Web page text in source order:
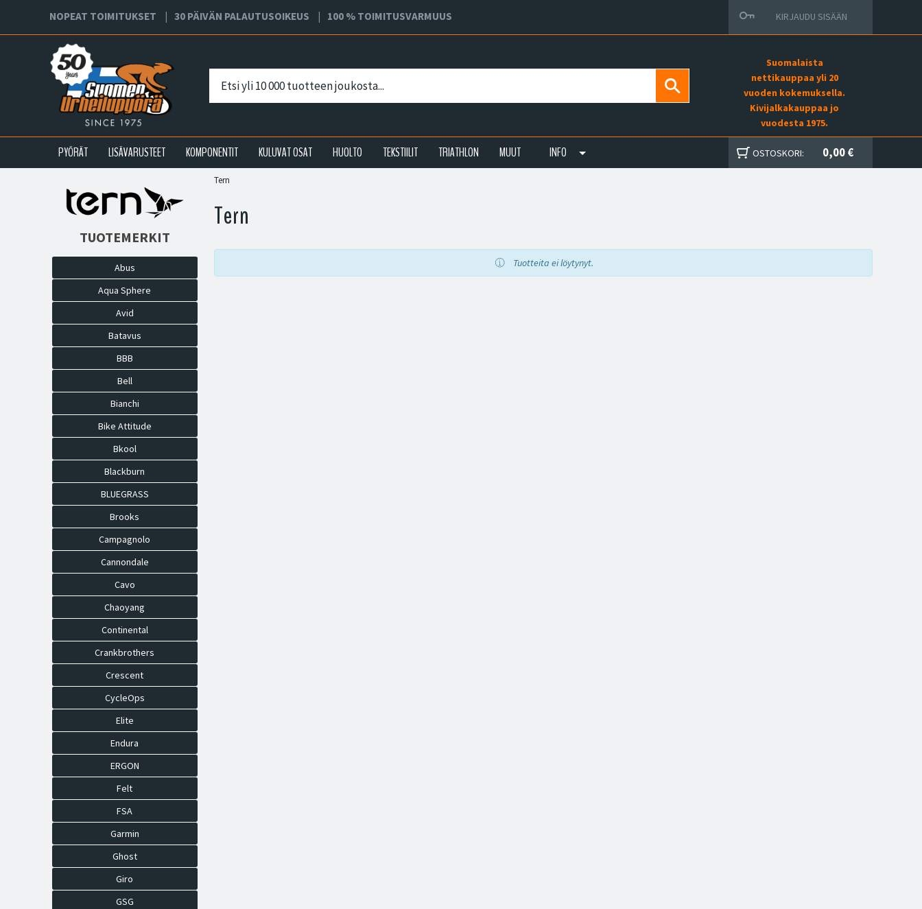
NOPEAT TOIMITUKSET 30 PÄIVÄN PALAUTUSOIKEUS 100 % TOIMITUSVARMUUS KIRJAUDU SISÄÄN
Suomalaista
nettikauppaa yli 20
vuoden kokemuksella.
Kivijalkakauppaa jo
vuodesta 1975.
PYÖRÄT LISÄVARUSTEET KOMPONENTIT KULUVAT OSAT HUOLTO TEKSTIILIT TRIATHLON MUUT INFO OSTOSKORI: 0,00 €
Tern
Tern
Tuotteita ei löytynyt.
TUOTEMERKIT
Abus
Aqua Sphere
Avid
Batavus
BBB
Bell
Bianchi
Bike Attitude
Bkool
Blackburn
BLUEGRASS
Brooks
Campagnolo
Cannondale
Cavo
Chaoyang
Continental
Crankbrothers
Crescent
CycleOps
Elite
Endura
ERGON
Felt
FSA
Garmin
Ghost
Giro
GSG